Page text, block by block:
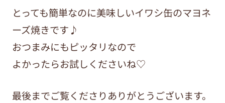
とっても簡単なのに美味しいイワシ缶のマヨネ
ーズ焼きです♪
おつまみにもピッタリなので
よかったらお試しくださいね♡
最後までご覧くださりありがとうございます。